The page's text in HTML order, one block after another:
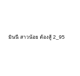
มินนี่ สาวน้อย ต้องสู้ 2_95